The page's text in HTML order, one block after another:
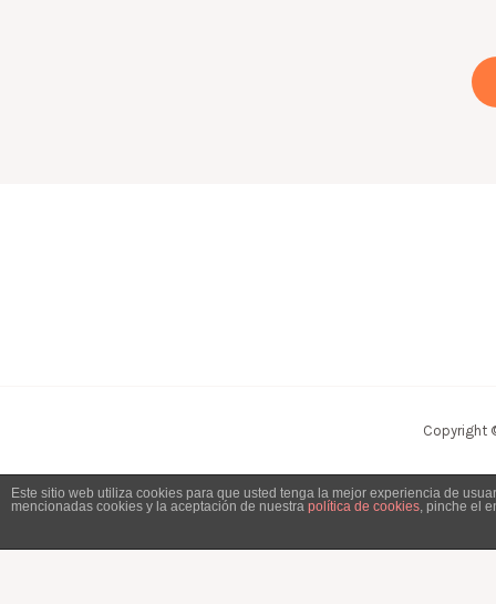
Copyright
Este sitio web utiliza cookies para que usted tenga la mejor experiencia de
mencionadas cookies y la aceptación de nuestra política de cookies, pinche el